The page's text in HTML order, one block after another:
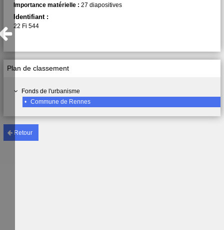
Retour
Plan de classement
Fonds de l'urbanisme
•
Commune de Rennes
Importance matérielle : 27 diapositives
Identifiant :
22 Fi 544